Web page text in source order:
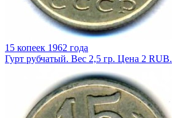
15 копеек 1962 года
Гурт рубчатый. Вес 2,5 гр. Цена 2 RUB.